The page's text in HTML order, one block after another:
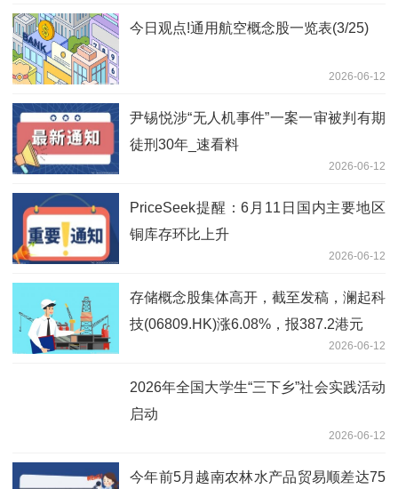
今日观点!通用航空概念股一览表(3/25)
2026-06-12
尹锡悦涉“无人机事件”一案一审被判有期
徒刑30年_速看料
2026-06-12
PriceSeek提醒：6月11日国内主要地区
铜库存环比上升
2026-06-12
存储概念股集体高开，截至发稿，澜起科
技(06809.HK)涨6.08%，报387.2港元
2026-06-12
2026年全国大学生“三下乡”社会实践活动
启动
2026-06-12
今年前5月越南农林水产品贸易顺差达75